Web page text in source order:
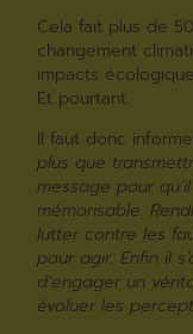
Cela fait plus de
changement
impacts
Et pourtant…
Il faut donc
plus que
message pour
mémorisable.
lutter contre les
pour agir. Enfin il
d’engager un
évoluer les